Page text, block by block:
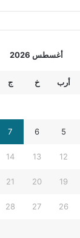
أغسطس 2026
أرب خ ج
5
6
7
12
13
14
19
20
21
26
27
28